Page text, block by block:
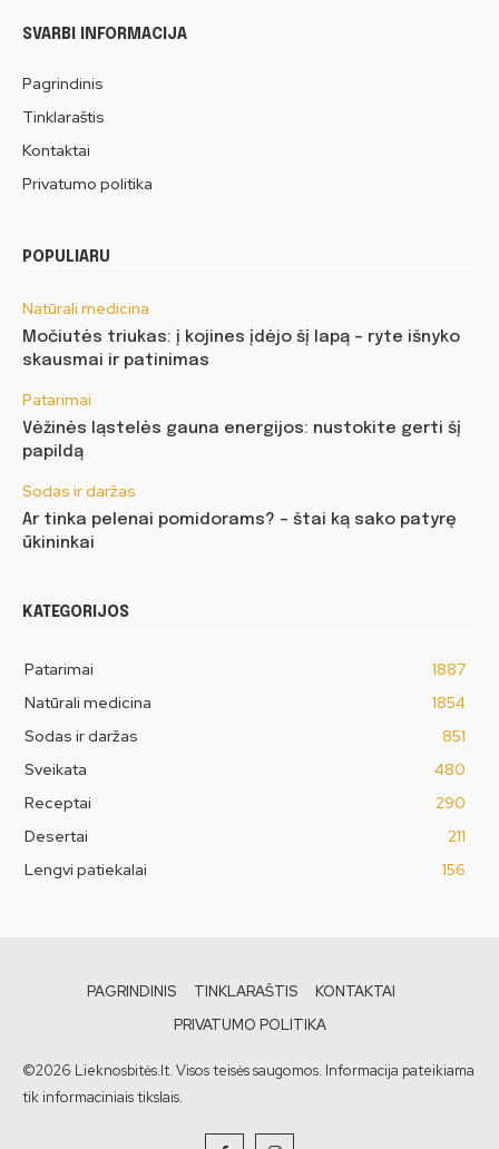
SVARBI INFORMACIJA
Pagrindinis
Tinklaraštis
Kontaktai
Privatumo politika
POPULIARU
Natūrali medicina
Močiutės triukas: į kojines įdėjo šį lapą – ryte išnyko
skausmai ir patinimas
Patarimai
Vėžinės ląstelės gauna energijos: nustokite gerti šį
papildą
Sodas ir daržas
Ar tinka pelenai pomidorams? – štai ką sako patyrę
ūkininkai
KATEGORIJOS
Patarimai
1887
Natūrali medicina
1854
Sodas ir daržas
851
Sveikata
480
Receptai
290
Desertai
211
Lengvi patiekalai
156
PAGRINDINIS TINKLARAŠTIS
KONTAKTAI
PRIVATUMO POLITIKA
©2026 Lieknosbitės.lt. Visos teisės saugomos. Informacija pateikiama
tik informaciniais tikslais.